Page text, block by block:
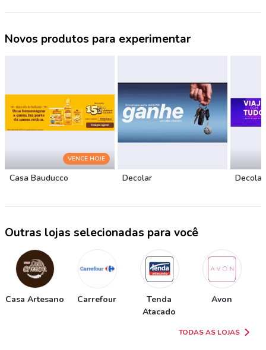
Novos produtos para experimentar
VENCE HOJE
Casa Bauducco Decolar Decolar
Outras lojas selecionadas para você
Casa Artesano Carrefour
Tenda
Atacado
Avon
TODAS AS LOJAS